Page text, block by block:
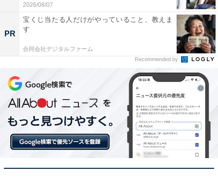
※回答者からのコメントは原文ママです
この記事の執筆者： 坂上 恵
All About ニュースの編集者。オールアバウトに入社後、SNSトレン
ドにフォーカスした記事執筆やSEOライティングの経験を経て、の
ちにAll About ニュースチームのメンバーに加入。現在は旅行・カル
チャー・エンタメなどを中心に企画編集を担当。東京都出身。居酒
屋巡りとスポーツ観戦が生きがい。
...続きを読む
次ページ 6位までのランキング結果を見る
2026/08/07
PR
宝くじ当たる人だけがやっていること、教えま
す
合同会社デジタルファーム
Recommended by